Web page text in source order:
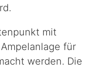
mit
für
werden. Die